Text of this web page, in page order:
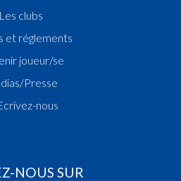
Les clubs
et réglements
joueur/se
Presse
nous
NOUS SUR